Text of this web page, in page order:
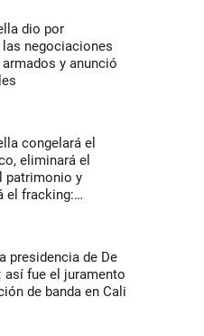
dio por
negociaciones
y anunció
congelará el
eliminará el
patrimonio y
el fracking:
presidencia de De
así fue el juramento
de banda en Cali